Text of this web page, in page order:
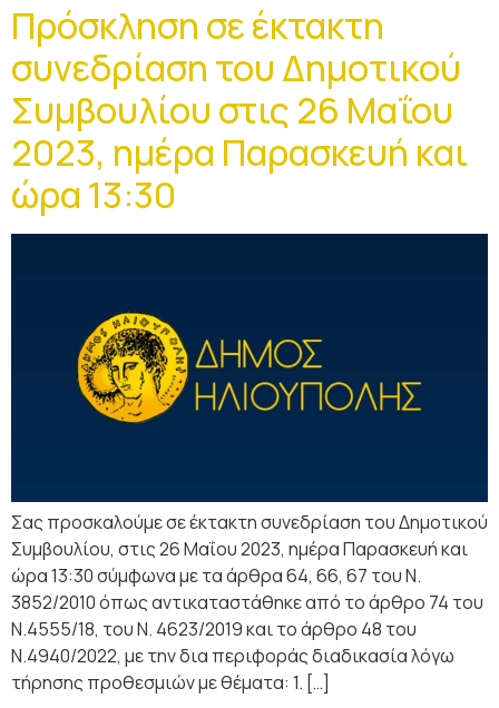
Πρόσκληση σε έκτακτη
συνεδρίαση του Δημοτικού
Συμβουλίου στις 26 Μαΐου
2023, ημέρα Παρασκευή και
ώρα 13:30
Σας προσκαλούμε σε έκτακτη συνεδρίαση του Δημοτικού
Συμβουλίου, στις 26 Μαΐου 2023, ημέρα Παρασκευή και
ώρα 13:30 σύμφωνα με τα άρθρα 64, 66, 67 του Ν.
3852/2010 όπως αντικαταστάθηκε από το άρθρο 74 του
Ν.4555/18, του Ν. 4623/2019 και το άρθρο 48 του
Ν.4940/2022, με την δια περιφοράς διαδικασία λόγω
τήρησης προθεσμιών με θέματα: 1. […]